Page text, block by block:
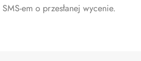
em o przesłanej wycenie.